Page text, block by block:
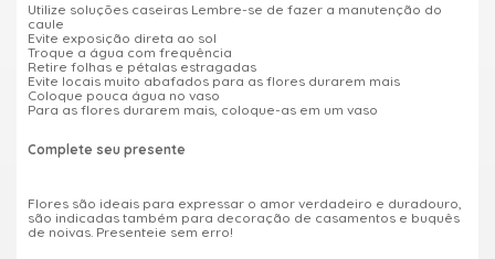
Utilize soluções caseiras Lembre-se de fazer a manutenção do
caule
Evite exposição direta ao sol
Troque a água com frequência
Retire folhas e pétalas estragadas
Evite locais muito abafados para as flores durarem mais
Coloque pouca água no vaso
Para as flores durarem mais, coloque-as em um vaso
Complete seu presente
Flores são ideais para expressar o amor verdadeiro e duradouro,
são indicadas também para decoração de casamentos e buquês
de noivas. Presenteie sem erro!